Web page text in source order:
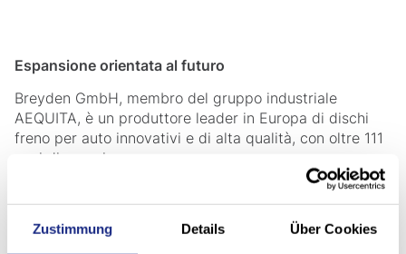
Zustimmung Details Über Cookies
Espansione orientata al futuro
Breyden GmbH, membro del gruppo industriale
AEQUITA, è un produttore leader in Europa di dischi
freno per auto innovativi e di alta qualità, con oltre 111
anni di esperienza.
Per ampliare la propria capacità produttiva, l'azienda
sta attualmente espandendo la produzione nelle sue
fonderie e centri di lavorazione all'avanguardia a
Breidenbach, in Germania. Nell'ambito di questa